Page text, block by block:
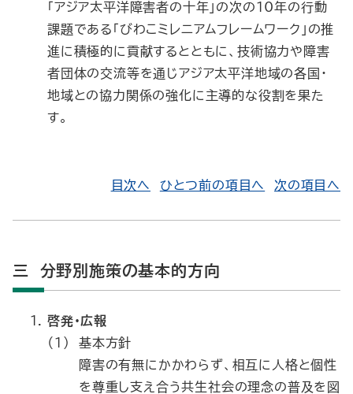
「アジア太平洋障害者の十年」の次の10年の行動
課題である「びわこミレニアムフレームワーク」の推
進に積極的に貢献するとともに、技術協力や障害
者団体の交流等を通じアジア太平洋地域の各国・
地域との協力関係の強化に主導的な役割を果た
す。
目次へ ひとつ前の項目へ 次の項目へ
三 分野別施策の基本的方向
啓発・広報
（1）
基本方針
障害の有無にかかわらず、相互に人格と個性
を尊重し支え合う共生社会の理念の普及を図